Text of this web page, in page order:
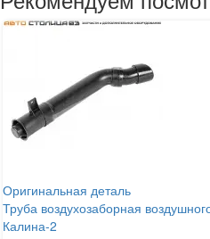
Оригинальная деталь
Труба воздухозаборная
Калина-2